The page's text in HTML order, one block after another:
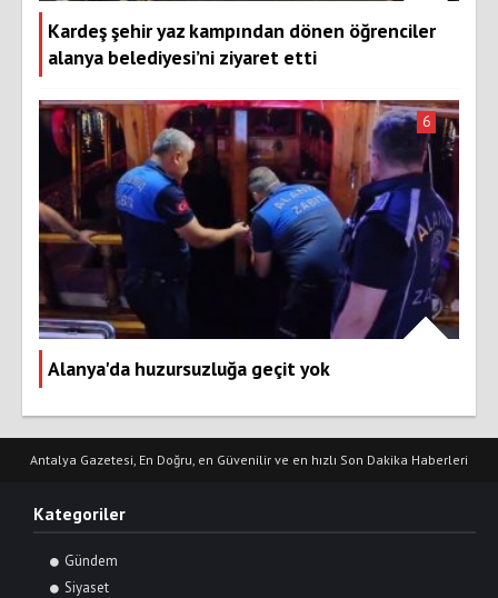
Kardeş şehir yaz kampından dönen öğrenciler
alanya belediyesi’ni ziyaret etti
Alanya'da huzursuzluğa geçit yok
6
Antalya Gazetesi, En Doğru, en Güvenilir ve en hızlı Son Dakika Haberleri
Kategoriler
Gündem
Siyaset